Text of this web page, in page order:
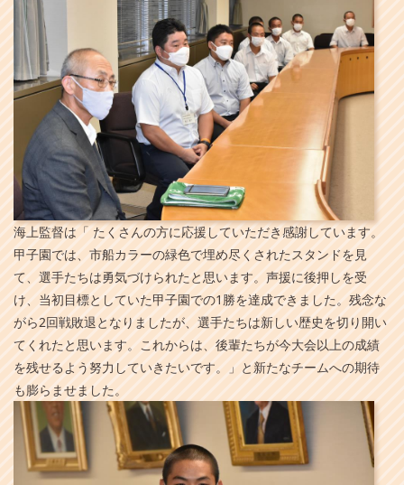
海上監督は「 たくさんの方に応援していただき感謝しています。
甲子園では、市船カラーの緑色で埋め尽くされたスタンドを見
て、選手たちは勇気づけられたと思います。声援に後押しを受
け、当初目標としていた甲子園での1勝を達成できました。残念な
がら2回戦敗退となりましたが、選手たちは新しい歴史を切り開い
てくれたと思います。これからは、後輩たちが今大会以上の成績
を残せるよう努力していきたいです。」と新たなチームへの期待
も膨らませました。